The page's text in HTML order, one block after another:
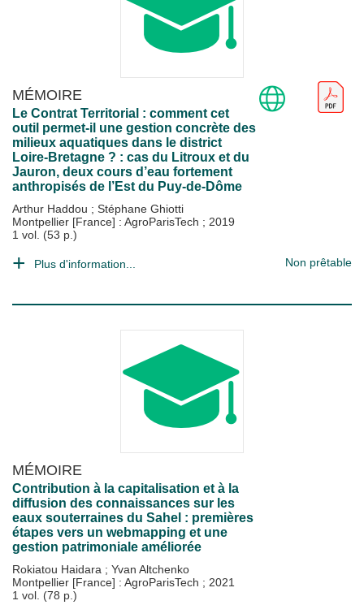
MÉMOIRE
Le Contrat Territorial : comment cet
outil permet-il une gestion concrète des
milieux aquatiques dans le district
Loire-Bretagne ? : cas du Litroux et du
Jauron, deux cours d’eau fortement
anthropisés de l’Est du Puy-de-Dôme
Arthur Haddou ; Stéphane Ghiotti
Montpellier [France] : AgroParisTech ; 2019
1 vol. (53 p.)
Plus d'information... Non prêtable
MÉMOIRE
Contribution à la capitalisation et à la
diffusion des connaissances sur les
eaux souterraines du Sahel : premières
étapes vers un webmapping et une
gestion patrimoniale améliorée
Rokiatou Haidara ; Yvan Altchenko
Montpellier [France] : AgroParisTech ; 2021
1 vol. (78 p.)